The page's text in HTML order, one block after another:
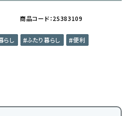
商品コード：2S383109
らし ふたり暮らし
便利